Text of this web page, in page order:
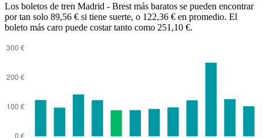
Los boletos de tren Madrid - Brest más baratos se pueden encontrar
por tan solo 89,56 € si tiene suerte, o 122,36 € en promedio. El
boleto más caro puede costar tanto como 251,10 €.